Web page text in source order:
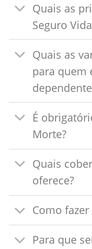
Quais as
Seguro
Quais as
para quem
É
Morte?
Quais
oferece?
Como
Para que